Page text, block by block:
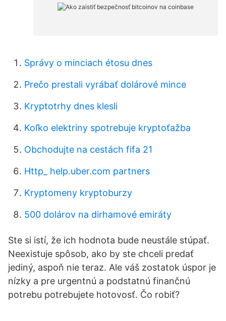
Správy o minciach étosu dnes
Prečo prestali vyrábať dolárové mince
Kryptotrhy dnes klesli
Koľko elektriny spotrebuje kryptoťažba
Obchodujte na cestách fifa 21
Http_ help.uber.com partners
Kryptomeny kryptoburzy
500 dolárov na dirhamové emiráty
Ste si istí, že ich hodnota bude neustále stúpať.
Neexistuje spôsob, ako by ste chceli predať
jediný, aspoň nie teraz. Ale váš zostatok úspor je
nízky a pre urgentnú a podstatnú finančnú
potrebu potrebujete hotovosť. Čo robiť?